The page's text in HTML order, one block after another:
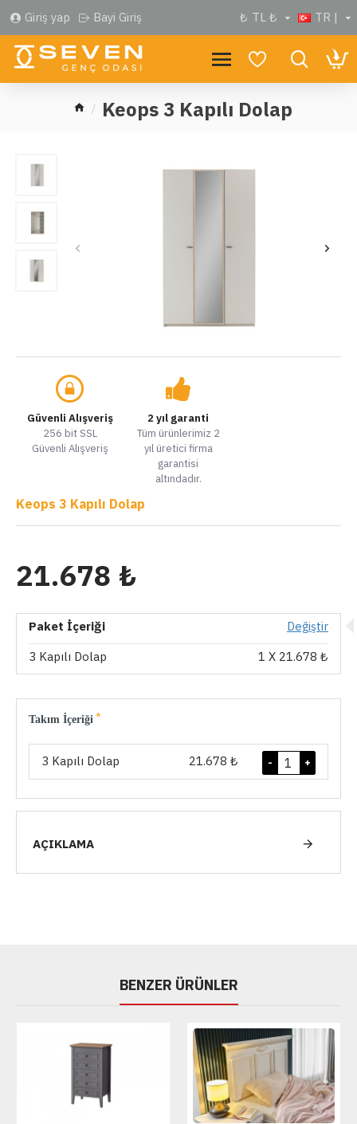
Giriş yap Bayi Giriş ₺ TL ₺ TR |
Keops 3 Kapılı Dolap
Güvenli Alışveriş
256 bit SSL
Güvenli Alışveriş
2 yıl garanti
Tüm ürünlerimiz 2
yıl üretici firma
garantisi
altındadır.
Keops 3 Kapılı Dolap
21.678 ₺
Paket İçeriği
Değiştir
3 Kapılı Dolap
1 X 21.678 ₺
Takım İçeriği
3 Kapılı Dolap 21.678 ₺ +
-
AÇIKLAMA
BENZER ÜRÜNLER